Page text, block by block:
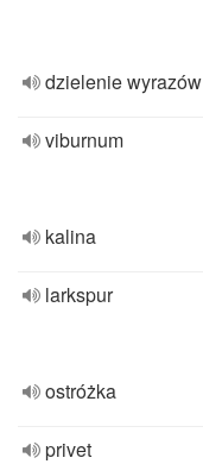
dzielenie wyrazów
viburnum
kalina
larkspur
ostróżka
privet